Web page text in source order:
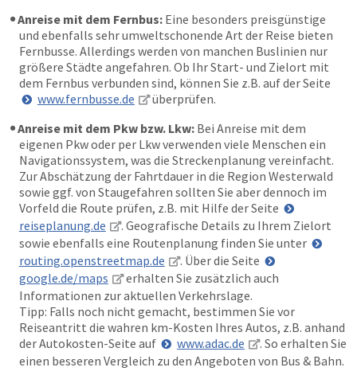
Anreise mit dem Fernbus: Eine besonders preisgünstige
und ebenfalls sehr umweltschonende Art der Reise bieten
Fernbusse. Allerdings werden von manchen Buslinien nur
größere Städte angefahren. Ob Ihr Start- und Zielort mit
dem Fernbus verbunden sind, können Sie z.B. auf der Seite
www.fernbusse.de
überprüfen.
Anreise mit dem Pkw bzw. Lkw: Bei Anreise mit dem
eigenen Pkw oder per Lkw verwenden viele Menschen ein
Navigationssystem, was die Streckenplanung vereinfacht.
Zur Abschätzung der Fahrtdauer in die Region Westerwald
sowie ggf. von Staugefahren sollten Sie aber dennoch im
Vorfeld die Route prüfen, z.B. mit Hilfe der Seite
reiseplanung.de
. Geografische Details zu Ihrem Zielort
sowie ebenfalls eine Routenplanung finden Sie unter
routing.openstreetmap.de
. Über die Seite
google.de/maps
erhalten Sie zusätzlich auch
Informationen zur aktuellen Verkehrslage.
Tipp: Falls noch nicht gemacht, bestimmen Sie vor
Reiseantritt die wahren km-Kosten Ihres Autos, z.B. anhand
der Autokosten-Seite auf
www.adac.de
. So erhalten Sie
einen besseren Vergleich zu den Angeboten von Bus & Bahn.